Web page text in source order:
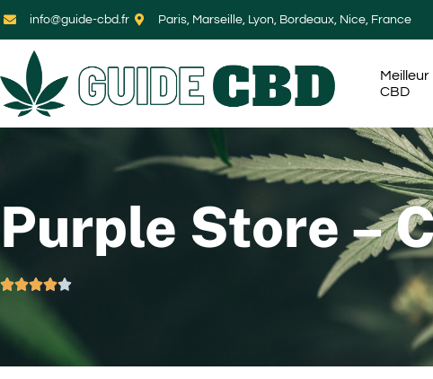
info@guide-cbd.fr Paris, Marseille, Lyon, Bordeaux, Nice, France
Meilleur
CBD
Purple Store –
